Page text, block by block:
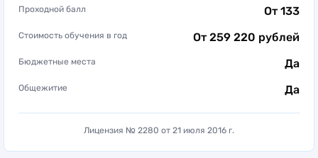
Проходной балл От 133
Стоимость обучения в год От 259 220 рублей
Бюджетные места Да
Общежитие Да
Лицензия № 2280 от 21 июля 2016 г.